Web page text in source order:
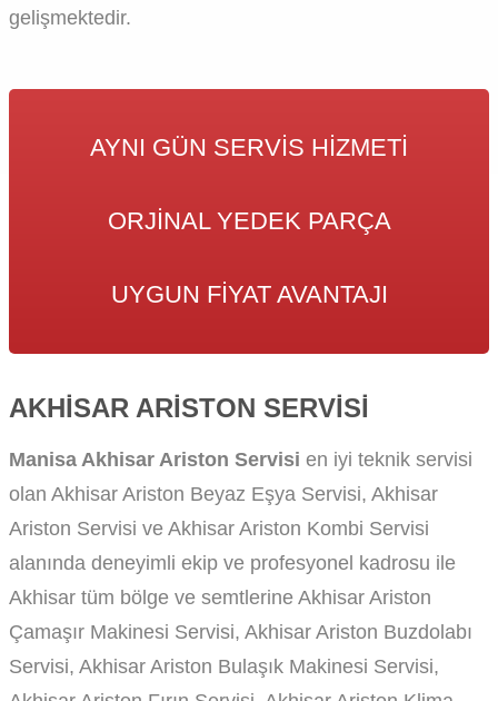
gelişmektedir.
AYNI GÜN SERVIS HIZMETI
ORJINAL YEDEK PARÇA
UYGUN FIYAT AVANTAJI
AKHISAR ARISTON SERVISI
Manisa Akhisar Ariston Servisi en iyi teknik servisi
olan Akhisar Ariston Beyaz Eşya Servisi, Akhisar
Ariston Servisi ve Akhisar Ariston Kombi Servisi
alanında deneyimli ekip ve profesyonel kadrosu ile
Akhisar tüm bölge ve semtlerine Akhisar Ariston
Çamaşır Makinesi Servisi, Akhisar Ariston Buzdolabı
Servisi, Akhisar Ariston Bulaşık Makinesi Servisi,